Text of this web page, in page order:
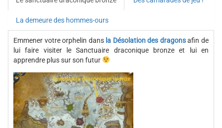
La demeure des hommes-ours
Emmener votre orphelin dans la Désolation des dragonsafin de
lui faire visiter le Sanctuaire draconique bronze et lui en
apprendre plus sur son futur